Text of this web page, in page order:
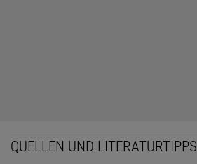
QUELLEN UND LITERATURTIPPS